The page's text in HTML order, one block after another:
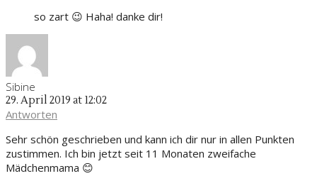
so zart 😉 Haha! danke dir!
Sibine
29. April 2019 at 12:02
Antworten
Sehr schön geschrieben und kann ich dir nur in allen Punkten
zustimmen. Ich bin jetzt seit 11 Monaten zweifache
Mädchenmama 😊